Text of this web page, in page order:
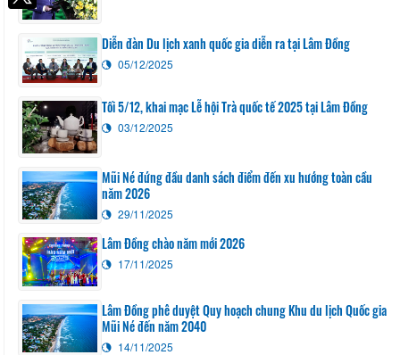
Diễn đàn Du lịch xanh quốc gia diễn ra tại Lâm Đồng
05/12/2025
Tối 5/12, khai mạc Lễ hội Trà quốc tế 2025 tại Lâm Đồng
03/12/2025
Mũi Né đứng đầu danh sách điểm đến xu hướng toàn cầu
năm 2026
29/11/2025
Lâm Đồng chào năm mới 2026
17/11/2025
Lâm Đồng phê duyệt Quy hoạch chung Khu du lịch Quốc gia
Mũi Né đến năm 2040
14/11/2025